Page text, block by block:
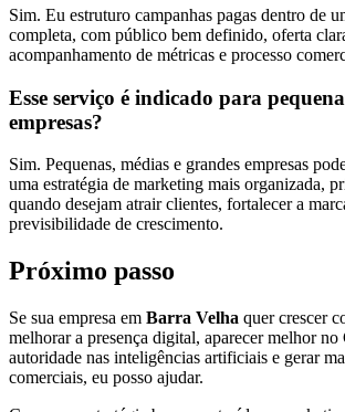
Sim. Eu estruturo campanhas pagas dentro de
completa, com público bem definido, oferta
acompanhamento de métricas e processo
Esse serviço é indicado para
empresas?
Sim. Pequenas, médias e grandes empresas
uma estratégia de marketing mais organizada,
quando desejam atrair clientes, fortalecer a
previsibilidade de crescimento.
Próximo passo
Se sua empresa em Barra Velha quer crescer
melhorar a presença digital, aparecer melhor
autoridade nas inteligências artificiais e gerar
comerciais, eu posso ajudar.